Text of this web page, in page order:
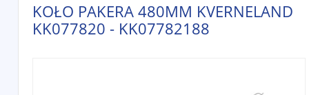
KOŁO PAKERA 480MM KVERNELAND
KK077820 - KK07782188